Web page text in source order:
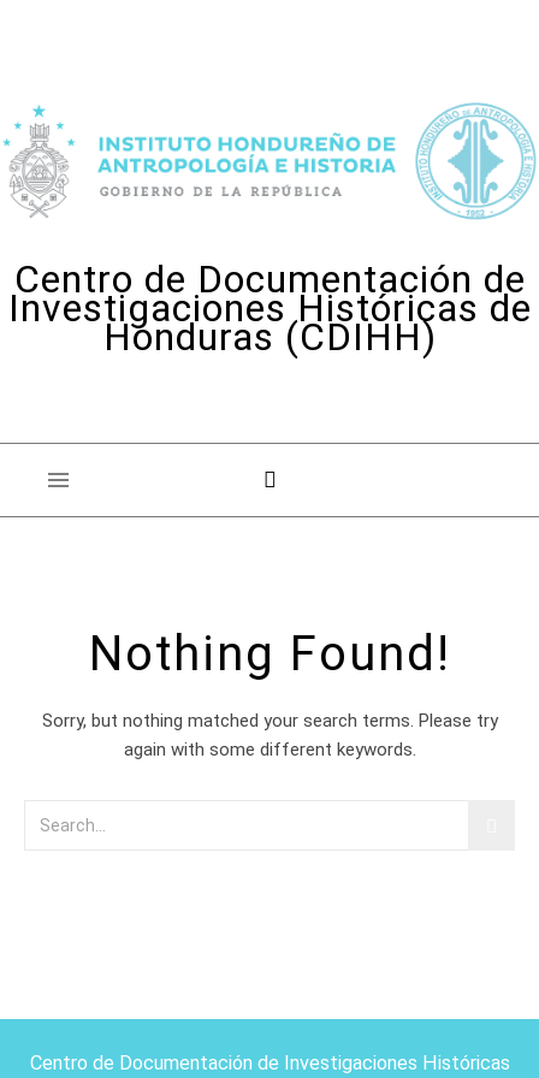
Centro de Documentación de
Investigaciones Históricas de
Honduras (CDIHH)
Nothing Found!
Sorry, but nothing matched your search terms. Please try
again with some different keywords.
Centro de Documentación de Investigaciones Históricas